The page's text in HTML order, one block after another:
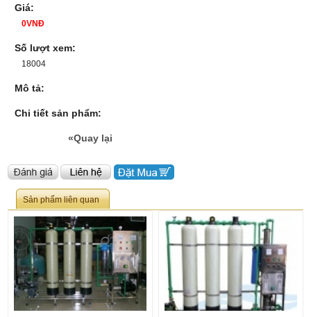
Giá:
0VNĐ
Số lượt xem:
18004
Mô tả:
Chi tiết sản phẩm:
«Quay lại
Sản phẩm liên quan